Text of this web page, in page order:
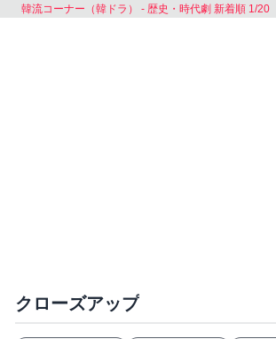
韓流コーナー（韓ドラ） - 歴史・時代劇 新着順 1/20
クローズアップ